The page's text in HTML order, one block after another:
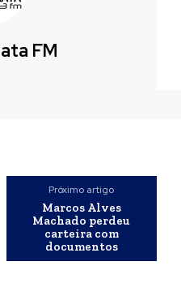
FM
Próximo artigo
Marcos Alves
Machado perdeu
carteira com
documentos